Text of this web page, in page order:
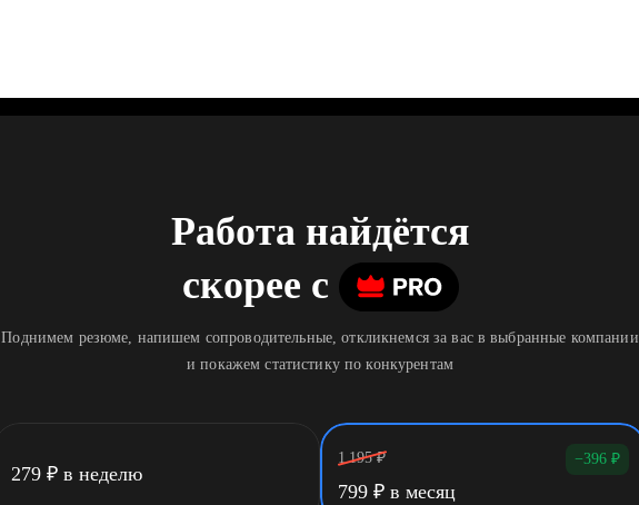
Работа найдётся
скорее c
Поднимем резюме, напишем сопроводительные, откликнемся за вас в выбранные компании
и покажем статистику по конкурентам
279 ₽ в неделю
1 195 ₽ −396 ₽
799 ₽ в месяц